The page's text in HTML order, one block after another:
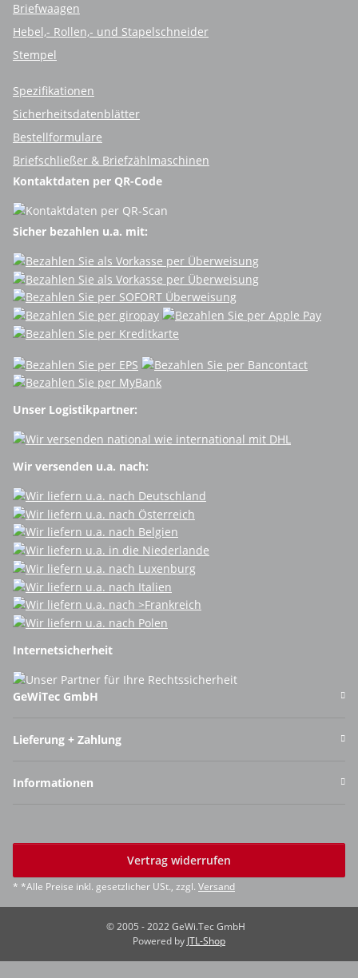
Briefwaagen
Hebel,- Rollen,- und Stapelschneider
Stempel
Spezifikationen
Sicherheitsdatenblätter
Bestellformulare
Briefschließer & Briefzählmaschinen
Kontaktdaten per QR-Code
Sicher bezahlen u.a. mit:
Unser Logistikpartner:
Wir versenden u.a. nach:
Internetsicherheit
GeWiTec GmbH
Lieferung + Zahlung
Informationen
Vertrag widerrufen
* *Alle Preise inkl. gesetzlicher USt., zzgl. Versand
© 2005 - 2022 GeWi.Tec GmbH
Powered by JTL-Shop